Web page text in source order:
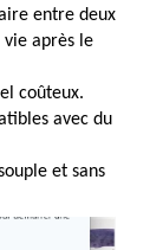
entre deux
vie après le
coûteux.
avec du
et sans